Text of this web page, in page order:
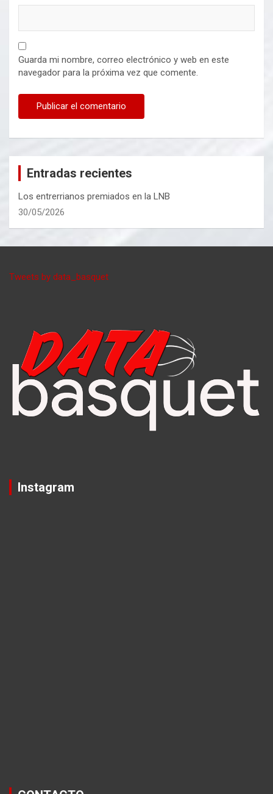
Guarda mi nombre, correo electrónico y web en este
navegador para la próxima vez que comente.
Entradas recientes
Los entrerrianos premiados en la LNB
30/05/2026
Tweets by data_basquet
Instagram